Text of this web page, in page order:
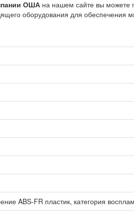
ОША на нашем сайте вы можете
оборудования для обеспечения
ABS-FR пластик, категория